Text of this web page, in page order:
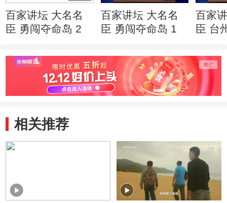
百家讲坛 大名名
臣 勇闯夺命岛 2
百家讲坛 大名名
臣 勇闯夺命岛 1
百家
臣 台
相关推荐